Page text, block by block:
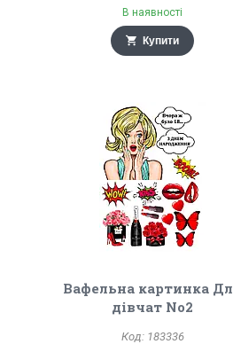
В наявності
Купити
Вафельна картинка
дівчат No2
183336